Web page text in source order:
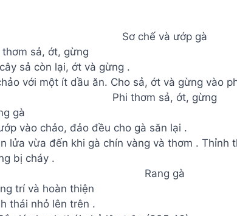
Sơ chế và ướp gà
thơm sả, ớt, gừng
sả còn lại, ớt và gừng .
với một ít dầu ăn. Cho sả, ớt và gừng vào
Phi thơm sả, ớt, gừng
gà
vào chảo, đảo đều cho gà săn lại .
lửa vừa đến khi gà chín vàng và thơm . Thỉnh
bị cháy .
Rang gà
trí và hoàn thiện
thái nhỏ lên trên .